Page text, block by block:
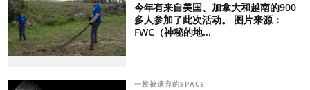
今年有来自美国、加拿大和越南的900
多人参加了此次活动。 图片来源：
FWC（神秘的地...
一枚被遗弃的SPACE